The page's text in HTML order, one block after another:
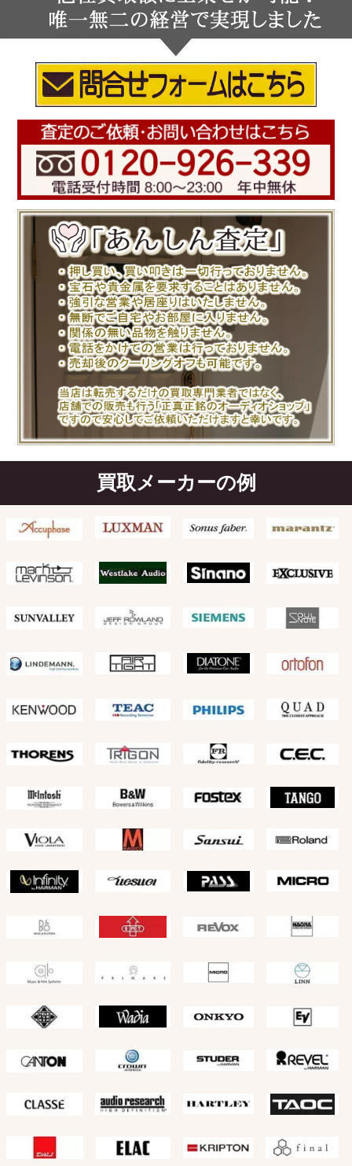
買取メーカーの例